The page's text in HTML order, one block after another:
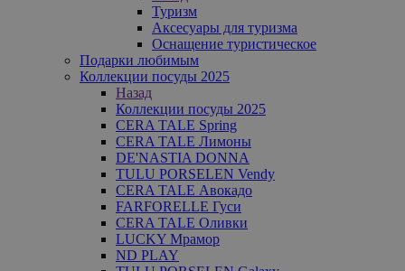
Туризм
Аксесуары для туризма
Оснащение туристическое
Подарки любимым
Коллекции посуды 2025
Назад
Коллекции посуды 2025
CERA TALE Spring
CERA TALE Лимоны
DE'NASTIA DONNA
TULU PORSELEN Vendy
CERA TALE Авокадо
FARFORELLE Гуси
CERA TALE Оливки
LUCKY Мрамор
ND PLAY